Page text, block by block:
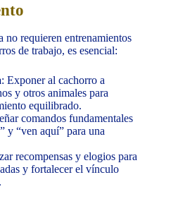
no requieren entrenamientos
de trabajo, es esencial:
: Exponer al cachorro a
y otros animales para
equilibrado.
comandos fundamentales
y “ven aquí” para una
recompensas y elogios para
y fortalecer el vínculo